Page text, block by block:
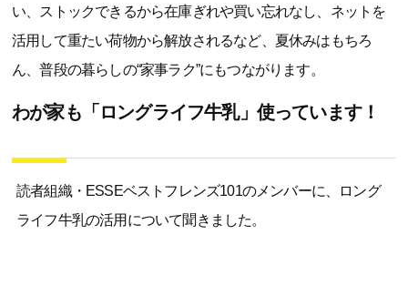
い、ストックできるから在庫ぎれや買い忘れなし、ネットを
活用して重たい荷物から解放されるなど、夏休みはもちろ
ん、普段の暮らしの“家事ラク”にもつながります。
わが家も「ロングライフ牛乳」使っています！
読者組織・ESSEベストフレンズ101のメンバーに、ロング
ライフ牛乳の活用について聞きました。